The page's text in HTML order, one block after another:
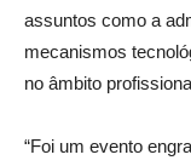
assuntos como a
mecanismos
no âmbito
“Foi um evento